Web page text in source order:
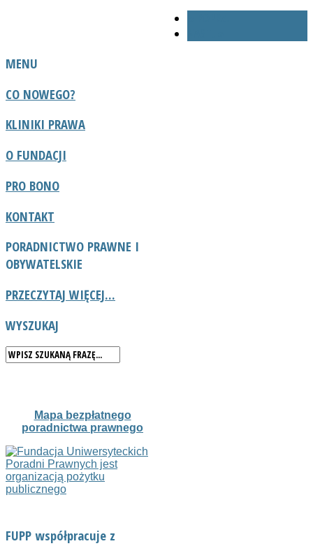
MENU
CO NOWEGO?
KLINIKI PRAWA
O FUNDACJI
PRO BONO
KONTAKT
PORADNICTWO PRAWNE I
OBYWATELSKIE
PRZECZYTAJ WIĘCEJ...
WYSZUKAJ
Mapa bezpłatnego
poradnictwa prawnego
FUPP współpracuje z